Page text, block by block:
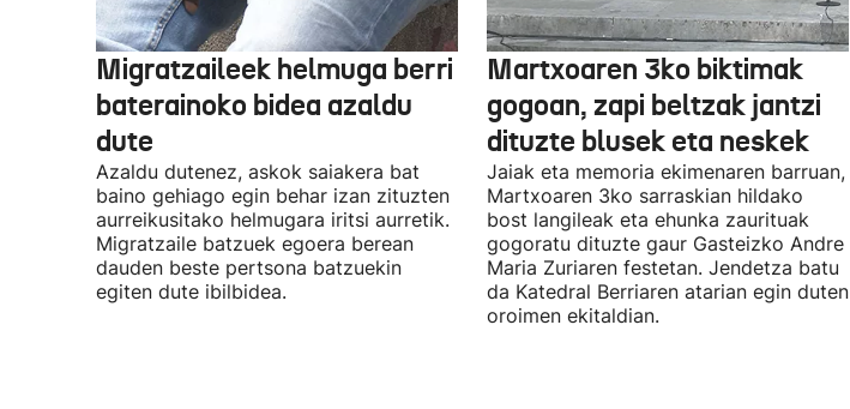
Migratzaileek helmuga berri
baterainoko bidea azaldu
dute
Azaldu dutenez, askok saiakera bat
baino gehiago egin behar izan zituzten
aurreikusitako helmugara iritsi aurretik.
Migratzaile batzuek egoera berean
dauden beste pertsona batzuekin
egiten dute ibilbidea.
Martxoaren 3ko biktimak
gogoan, zapi beltzak jantzi
dituzte blusek eta neskek
Jaiak eta memoria ekimenaren barruan,
Martxoaren 3ko sarraskian hildako
bost langileak eta ehunka zaurituak
gogoratu dituzte gaur Gasteizko Andre
Maria Zuriaren festetan. Jendetza batu
da Katedral Berriaren atarian egin duten
oroimen ekitaldian.